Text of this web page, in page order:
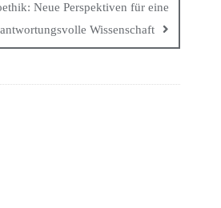
Neue Perspektiven für eine
Wissenschaft